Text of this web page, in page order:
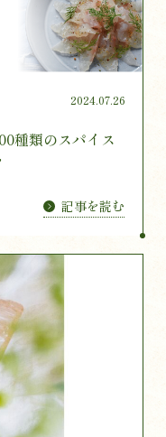
2024.07.26
種類のスパイス
記事を読む